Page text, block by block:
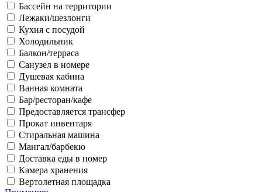
Бассейн на территории
Лежаки/шезлонги
Кухня с посудой
Холодильник
Балкон/терраса
Санузел в номере
Душевая кабина
Ванная комната
Бар/ресторан/кафе
Предоставляется трансфер
Прокат инвентаря
Стиральная машина
Мангал/барбекю
Доставка еды в номер
Камера хранения
Вертолетная площадка